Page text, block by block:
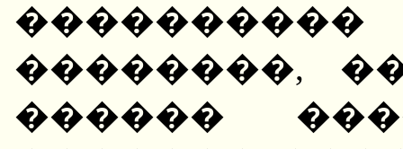
����������
��������,
������